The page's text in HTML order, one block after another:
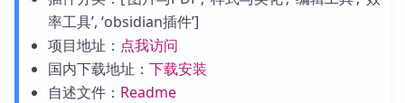
率工具’, ‘obsidian插件’]
项目地址： 点我访问
国内下载地址： 下载安装
自述文件： Readme